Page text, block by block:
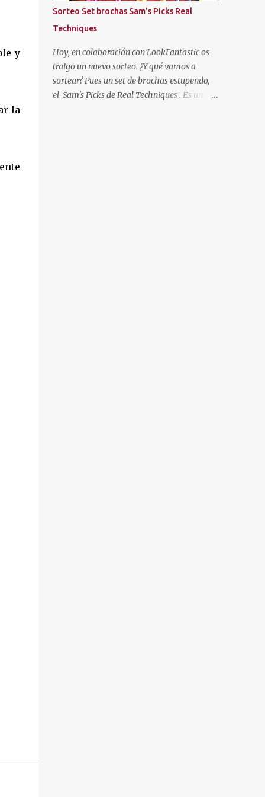
y
la
más oscuras, con las puntas más claras,
y jugar con mi pelo, decidí volver a
dejármelo crecer y dejarlo de "su color". Pero
como ya os he dicho al principio, mi color de
pelo es SOSO, así que algo había que hacer.
Entonces descubrí un producto que se
Sorteo Set brochas Sam's Picks Real
Techniques
Hoy, en colaboración con LookFantastic os
traigo un nuevo sorteo. ¿Y qué vamos a
sortear? Pues un set de brochas estupendo,
el Sam's Picks de Real Techniques . Es un set